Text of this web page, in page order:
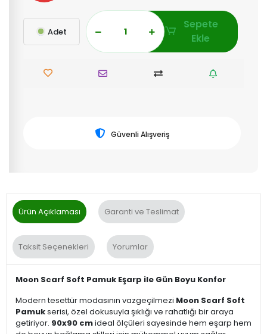
Adet
Sepete
Ekle
Güvenli Alışveriş
Ürün Açıklaması Garanti ve Teslimat
Taksit Seçenekleri Yorumlar
Moon Scarf Soft Pamuk Eşarp ile Gün Boyu Konfor
Modern tesettür modasının vazgeçilmezi Moon Scarf Soft
Pamukserisi, özel dokusuyla şıklığı ve rahatlığı bir araya
getiriyor. 90x90 cmideal ölçüleri sayesinde hem eşarp hem